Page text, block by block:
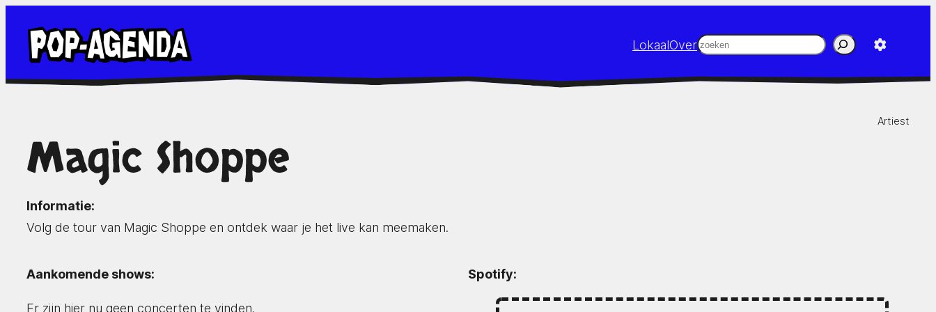
naar
inhoud
LokaalOverZoeken
Artiest
Magic Shoppe
Informatie:
Volg de tour van Magic Shoppe en ontdek waar je het live kan meemaken.
Aankomende shows:
Er zijn hier nu geen concerten te vinden.
Spotify: